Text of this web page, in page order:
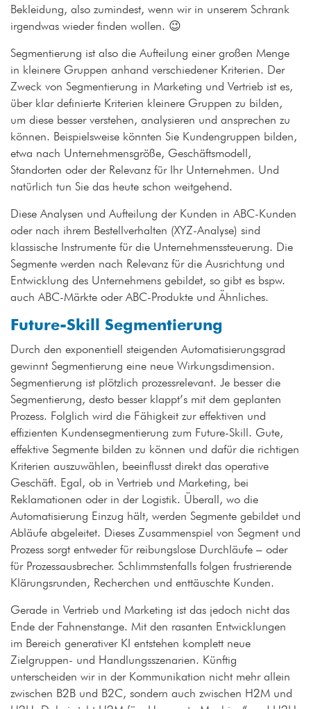
Bekleidung, also zumindest, wenn wir in unserem Schrank
irgendwas wieder finden wollen. 😉
Segmentierung ist also die Aufteilung einer großen Menge
in kleinere Gruppen anhand verschiedener Kriterien. Der
Zweck von Segmentierung in Marketing und Vertrieb ist es,
über klar definierte Kriterien kleinere Gruppen zu bilden,
um diese besser verstehen, analysieren und ansprechen zu
können. Beispielsweise könnten Sie Kundengruppen bilden,
etwa nach Unternehmensgröße, Geschäftsmodell,
Standorten oder der Relevanz für Ihr Unternehmen. Und
natürlich tun Sie das heute schon weitgehend.
Diese Analysen und Aufteilung der Kunden in ABC-Kunden
oder nach ihrem Bestellverhalten (XYZ-Analyse) sind
klassische Instrumente für die Unternehmenssteuerung. Die
Segmente werden nach Relevanz für die Ausrichtung und
Entwicklung des Unternehmens gebildet, so gibt es bspw.
auch ABC-Märkte oder ABC-Produkte und Ähnliches.
Future-Skill Segmentierung
Durch den exponentiell steigenden Automatisierungsgrad
gewinnt Segmentierung eine neue Wirkungsdimension.
Segmentierung ist plötzlich prozessrelevant. Je besser die
Segmentierung, desto besser klappt’s mit dem geplanten
Prozess. Folglich wird die Fähigkeit zur effektiven und
effizienten Kundensegmentierung zum Future-Skill. Gute,
effektive Segmente bilden zu können und dafür die richtigen
Kriterien auszuwählen, beeinflusst direkt das operative
Geschäft. Egal, ob in Vertrieb und Marketing, bei
Reklamationen oder in der Logistik. Überall, wo die
Automatisierung Einzug hält, werden Segmente gebildet und
Abläufe abgeleitet. Dieses Zusammenspiel von Segment und
Prozess sorgt entweder für reibungslose Durchläufe – oder
für Prozessausbrecher. Schlimmstenfalls folgen frustrierende
Klärungsrunden, Recherchen und enttäuschte Kunden.
Gerade in Vertrieb und Marketing ist das jedoch nicht das
Ende der Fahnenstange. Mit den rasanten Entwicklungen
im Bereich generativer KI entstehen komplett neue
Zielgruppen- und Handlungsszenarien. Künftig
unterscheiden wir in der Kommunikation nicht mehr allein
zwischen B2B und B2C, sondern auch zwischen H2M und